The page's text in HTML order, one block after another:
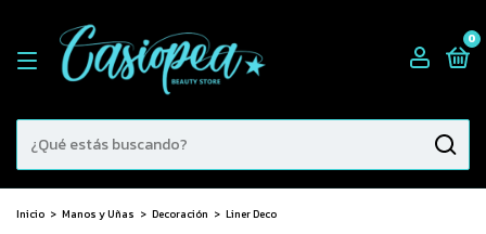
0
Inicio > Manos y Uñas > Decoración > Liner Deco